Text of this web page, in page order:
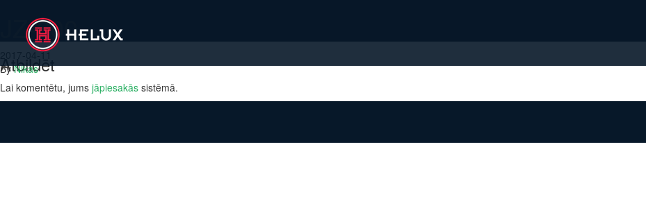
JZ-600
2017-04-11
ByNikas
Atbildēt
Lai komentētu, jums jāpiesakās sistēmā.